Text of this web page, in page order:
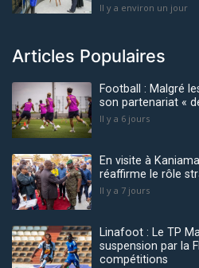
Il y a environ un jour
Articles Populaires
Football : Malgré
son partenariat «
Il y a 6 jours
En visite à
réaffirme le rôle
Il y a 7 jours
Linafoot : Le TP
suspension par la
compétitions